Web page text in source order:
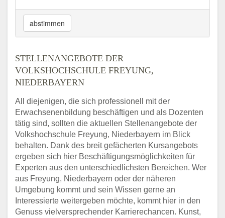
abstimmen
STELLENANGEBOTE DER
VOLKSHOCHSCHULE FREYUNG,
NIEDERBAYERN
All diejenigen, die sich professionell mit der
Erwachsenenbildung beschäftigen und als Dozenten
tätig sind, sollten die aktuellen Stellenangebote der
Volkshochschule Freyung, Niederbayern im Blick
behalten. Dank des breit gefächerten Kursangebots
ergeben sich hier Beschäftigungsmöglichkeiten für
Experten aus den unterschiedlichsten Bereichen. Wer
aus Freyung, Niederbayern oder der näheren
Umgebung kommt und sein Wissen gerne an
Interessierte weitergeben möchte, kommt hier in den
Genuss vielversprechender Karrierechancen. Kunst,